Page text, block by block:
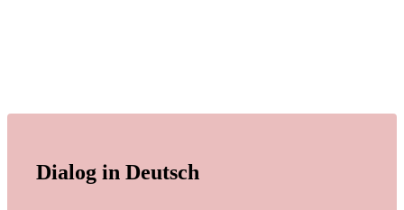
Dialog in Deutsch